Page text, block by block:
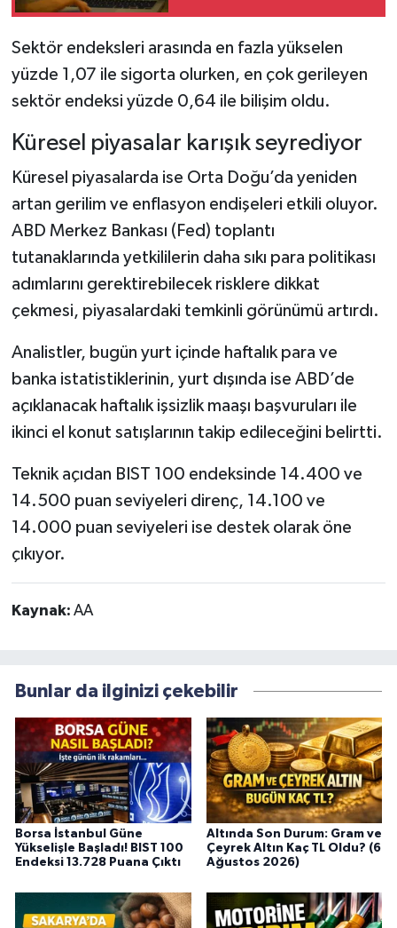
Sektör endeksleri arasında en fazla yükselen
yüzde 1,07 ile sigorta olurken, en çok gerileyen
sektör endeksi yüzde 0,64 ile bilişim oldu.
Küresel piyasalar karışık seyrediyor
Küresel piyasalarda ise Orta Doğu’da yeniden
artan gerilim ve enflasyon endişeleri etkili oluyor.
ABD Merkez Bankası (Fed) toplantı
tutanaklarında yetkililerin daha sıkı para politikası
adımlarını gerektirebilecek risklere dikkat
çekmesi, piyasalardaki temkinli görünümü artırdı.
Analistler, bugün yurt içinde haftalık para ve
banka istatistiklerinin, yurt dışında ise ABD’de
açıklanacak haftalık işsizlik maaşı başvuruları ile
ikinci el konut satışlarının takip edileceğini belirtti.
Teknik açıdan BIST 100 endeksinde 14.400 ve
14.500 puan seviyeleri direnç, 14.100 ve
14.000 puan seviyeleri ise destek olarak öne
çıkıyor.
Kaynak: AA
Bunlar da ilginizi çekebilir
Borsa İstanbul Güne
Yükselişle Başladı! BIST 100
Endeksi 13.728 Puana Çıktı
Altında Son Durum: Gram ve
Çeyrek Altın Kaç TL Oldu? (6
Ağustos 2026)